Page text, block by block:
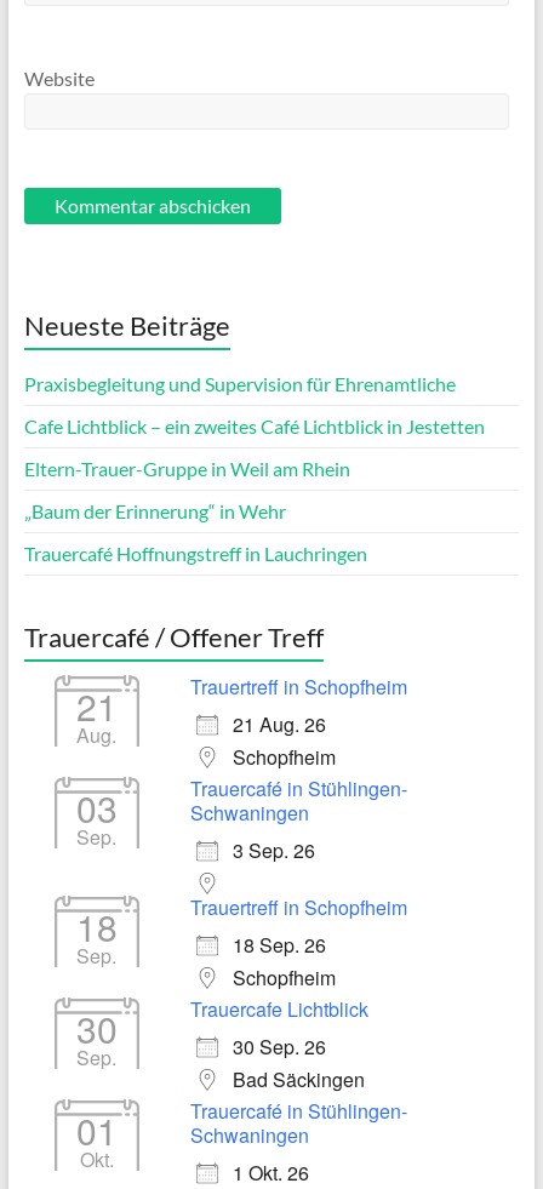
Website
Neueste Beiträge
Praxisbegleitung und Supervision für Ehrenamtliche
Cafe Lichtblick – ein zweites Café Lichtblick in Jestetten
Eltern-Trauer-Gruppe in Weil am Rhein
„Baum der Erinnerung“ in Wehr
Trauercafé Hoffnungstreff in Lauchringen
Trauercafé / Offener Treff
21
Aug.
Trauertreff in Schopfheim
21 Aug. 26
Schopfheim
03
Sep.
Trauercafé in Stühlingen-
Schwaningen
3 Sep. 26
18
Sep.
Trauertreff in Schopfheim
18 Sep. 26
Schopfheim
30
Sep.
Trauercafe Lichtblick
30 Sep. 26
Bad Säckingen
01
Okt.
Trauercafé in Stühlingen-
Schwaningen
1 Okt. 26